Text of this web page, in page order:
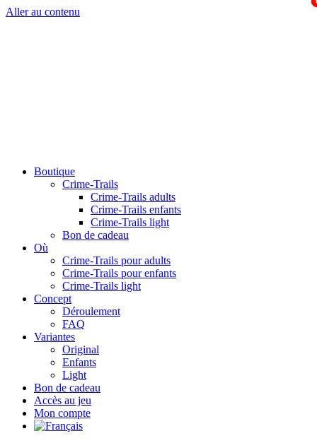
Aller au contenu
Boutique
Crime-Trails
Crime-Trails adults
Crime-Trails enfants
Crime-Trails light
Bon de cadeau
Où
Crime-Trails pour adults
Crime-Trails pour enfants
Crime-Trails light
Concept
Déroulement
FAQ
Variantes
Original
Enfants
Light
Bon de cadeau
Accès au jeu
Mon compte